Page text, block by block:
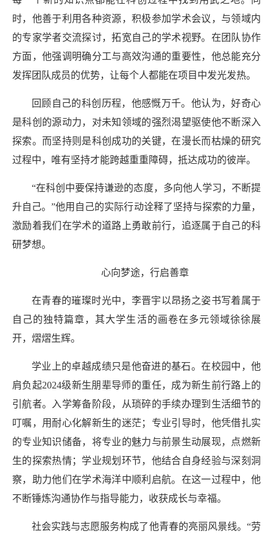
时，他善于利用各种资源，积极参加学术会议，与领域内
的专家学者交流探讨，拓宽自己的学术视野。在团队协作
方面， 他强调明确分工与高效沟通的重要性，他总能充分
发挥团队成员的优势，让每个人都能在项目中发光发热。
回顾自己的科创 历程， 他感慨万千。他认为，好奇心
是科创 的源动力，对未知领域的强烈渴望驱使他不断深入
探索。而坚持则是科创 成功的关键，在漫长而枯燥的研究
过程中，唯有坚持才能跨越重重障碍，抵达成功的彼岸。
“在科创 中要保持谦逊的态度，多向他人学习，不断提
升自己。”他用自己的实际行动诠释了坚持与探索的力量，
激励着我们在学术的道路上勇敢前行，追逐属于自己的科
研梦想。
心向梦途，行启善章
在青春的璀璨时光中，李晋宇以昂扬之姿书写着属于
自己的独特篇章，其大学生活的画卷在多元领域徐徐展
开，熠熠生辉。
学业上的卓越成绩只是他奋进的基石。在校园中，他
肩负起2024级新生朋辈导师的重任，成为新生前行路上的
引航者。入学筹备阶段，从琐碎的手续办理到生活细节的
叮嘱，用耐心化解新生的迷茫；专业引导时，他凭借扎实
的专业知识储备，将专业的魅力与前景生动展现，点燃新
生的探索热情；学业规划环节，他结合自身经验与深刻洞
察，助力他们在学术海洋中顺利启航。在这一过程中，他
不断锤炼沟通协作与指导能力，收获成长与幸福。
社会实践与志愿服务构成了他青春的亮丽风景线。 “劳